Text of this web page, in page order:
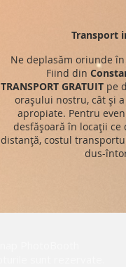
Transport
Ne deplasăm oriunde
Fiind din
TRANSPORT GRATUIT pe
orașului nostru, cât și
apropiate. Pentru
desfășoară în locații ce
distanță, costul
dus-